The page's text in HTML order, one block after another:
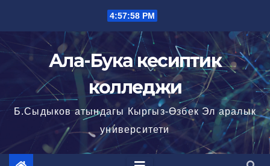
содержимому
4:57:59 PM
Ала-Бука кесиптик
колледжи
Б.Сыдыков атындагы Кыргыз-Өзбек Эл аралык
университети